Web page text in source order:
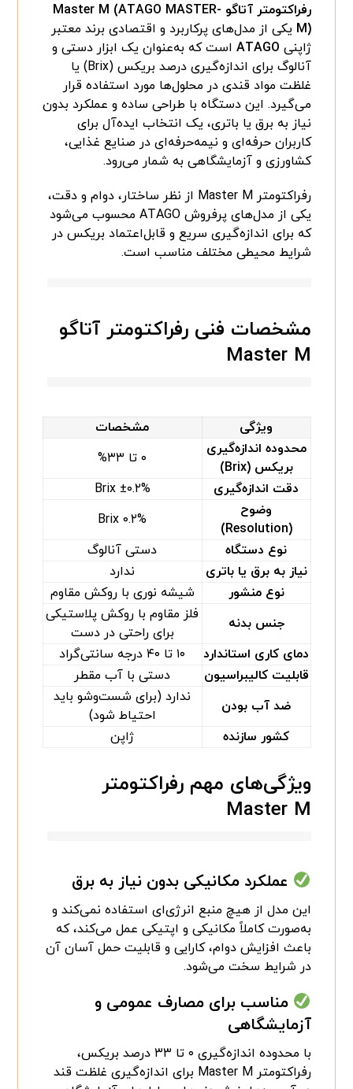
رفراکتومتر آتاگو Master M (ATAGO MASTER-
M) یکی از مدل‌های پرکاربرد و اقتصادی برند معتبر
ژاپنی ATAGO است که به‌عنوان یک ابزار دستی و
آنالوگ برای اندازه‌گیری درصد بریکس (Brix) یا
غلظت مواد قندی در محلول‌ها مورد استفاده قرار
می‌گیرد. این دستگاه با طراحی ساده و عملکرد بدون
نیاز به برق یا باتری، یک انتخاب ایده‌آل برای
کاربران حرفه‌ای و نیمه‌حرفه‌ای در صنایع غذایی،
کشاورزی و آزمایشگاهی به شمار می‌رود.
رفراکتومتر Master M از نظر ساختار، دوام و دقت،
یکی از مدل‌های پرفروش ATAGO محسوب می‌شود
که برای اندازه‌گیری سریع و قابل‌اعتماد بریکس در
شرایط محیطی مختلف مناسب است.
مشخصات فنی رفراکتومتر آتاگو
Master M
ویژگی
مشخصات
محدوده اندازه‌گیری
بریکس (Brix)
۰ تا ۳۳%
دقت اندازه‌گیری
±۰.۲% Brix
وضوح
(Resolution)
۰.۲% Brix
نوع دستگاه
دستی آنالوگ
نیاز به برق یا باتری
ندارد
نوع منشور
شیشه نوری با روکش مقاوم
جنس بدنه
فلز مقاوم با روکش پلاستیکی
برای راحتی در دست
دمای کاری استاندارد
۱۰ تا ۴۰ درجه سانتی‌گراد
قابلیت کالیبراسیون
دستی با آب مقطر
ضد آب بودن
ندارد (برای شست‌وشو باید
احتیاط شود)
کشور سازنده
ژاپن
ویژگی‌های مهم رفراکتومتر
Master M
عملکرد مکانیکی بدون نیاز به برق
این مدل از هیچ منبع انرژی‌ای استفاده نمی‌کند و
به‌صورت کاملاً مکانیکی و اپتیکی عمل می‌کند، که
باعث افزایش دوام، کارایی و قابلیت حمل آسان آن
در شرایط سخت می‌شود.
مناسب برای مصارف عمومی و
آزمایشگاهی
با محدوده اندازه‌گیری ۰ تا ۳۳ درصد بریکس،
رفراکتومتر Master M برای اندازه‌گیری غلظت قند